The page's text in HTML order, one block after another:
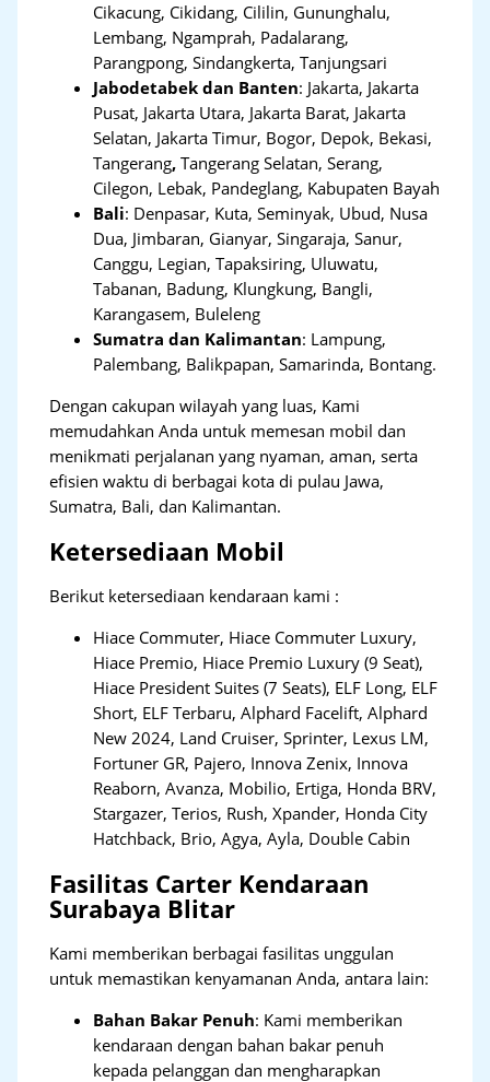
Cikacung, Cikidang, Cililin, Gununghalu,
Lembang, Ngamprah, Padalarang,
Parangpong, Sindangkerta, Tanjungsari
Jabodetabek dan Banten: Jakarta, Jakarta
Pusat, Jakarta Utara, Jakarta Barat, Jakarta
Selatan, Jakarta Timur, Bogor, Depok, Bekasi,
Tangerang,Tangerang Selatan, Serang,
Cilegon, Lebak, Pandeglang, Kabupaten Bayah
Bali: Denpasar, Kuta, Seminyak, Ubud, Nusa
Dua, Jimbaran, Gianyar, Singaraja, Sanur,
Canggu, Legian, Tapaksiring, Uluwatu,
Tabanan, Badung, Klungkung, Bangli,
Karangasem, Buleleng
Sumatra dan Kalimantan: Lampung,
Palembang, Balikpapan, Samarinda, Bontang.
Dengan cakupan wilayah yang luas, Kami
memudahkan Anda untuk memesan mobil dan
menikmati perjalanan yang nyaman, aman, serta
efisien waktu di berbagai kota di pulau Jawa,
Sumatra, Bali, dan Kalimantan.
Ketersediaan Mobil
Berikut ketersediaan kendaraan kami :
Hiace Commuter, Hiace Commuter Luxury,
Hiace Premio, Hiace Premio Luxury (9 Seat),
Hiace President Suites (7 Seats), ELF Long, ELF
Short, ELF Terbaru, Alphard Facelift, Alphard
New 2024, Land Cruiser, Sprinter, Lexus LM,
Fortuner GR, Pajero, Innova Zenix, Innova
Reaborn, Avanza, Mobilio, Ertiga, Honda BRV,
Stargazer, Terios, Rush, Xpander, Honda City
Hatchback, Brio, Agya, Ayla, Double Cabin
Fasilitas Carter Kendaraan
Surabaya Blitar
Kami memberikan berbagai fasilitas unggulan
untuk memastikan kenyamanan Anda, antara lain:
Bahan Bakar Penuh: Kami memberikan
kendaraan dengan bahan bakar penuh
kepada pelanggan dan mengharapkan